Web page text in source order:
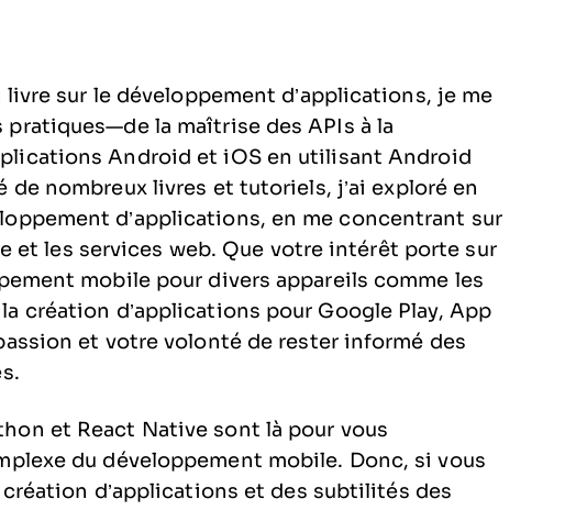
livre sur le développement d’applications, je me
la maîtrise des APIs à la
Android et iOS en utilisant Android
nombreux livres et tutoriels, j’ai exploré en
d’applications, en me concentrant sur
et les services web. Que votre intérêt porte sur
mobile pour divers appareils comme les
création d’applications pour Google Play, App
et votre volonté de rester informé des
et React Native sont là pour vous
du développement mobile. Donc, si vous
d’applications et des subtilités des